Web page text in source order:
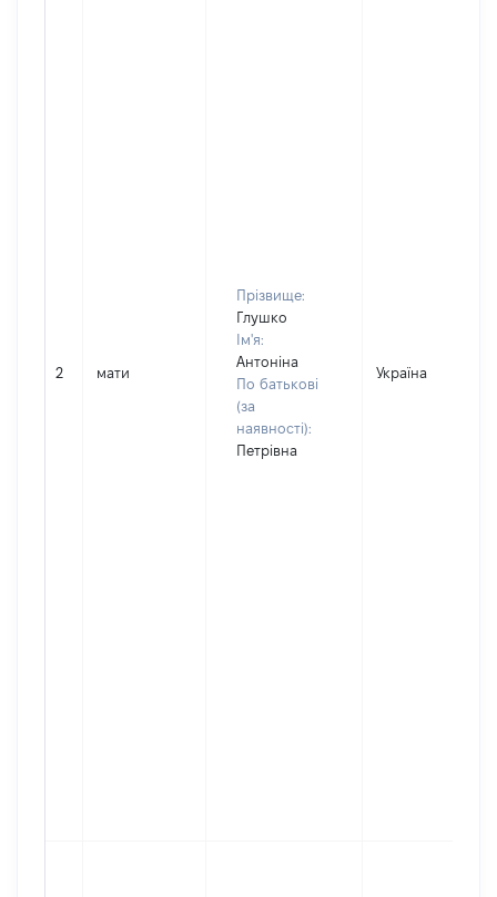
2 мати
Прізвище:
Глушко
Ім'я:
Антоніна
По батькові
(за
наявності):
Петрівна
Україна